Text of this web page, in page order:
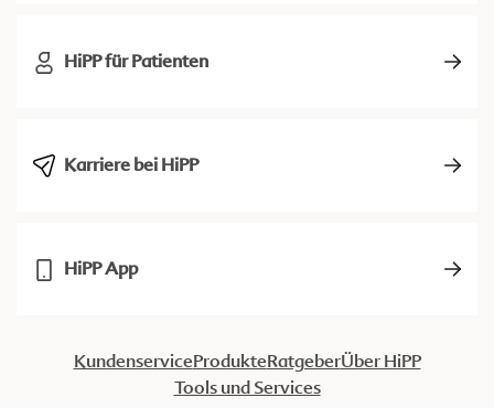
HiPP für Patienten
Karriere bei HiPP
HiPP App
KundenserviceProdukteRatgeberÜber HiPP
Tools und Services